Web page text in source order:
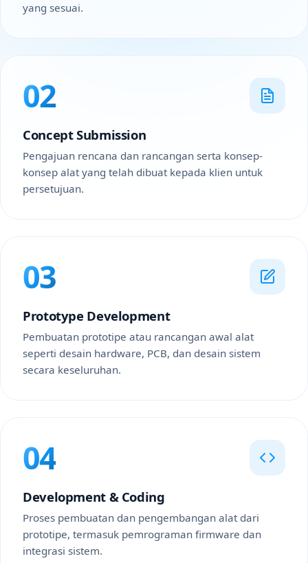
yang sesuai.
02
Concept Submission
Pengajuan rencana dan rancangan serta konsep-
konsep alat yang telah dibuat kepada klien untuk
persetujuan.
03
Prototype Development
Pembuatan prototipe atau rancangan awal alat
seperti desain hardware, PCB, dan desain sistem
secara keseluruhan.
04
Development & Coding
Proses pembuatan dan pengembangan alat dari
prototipe, termasuk pemrograman firmware dan
integrasi sistem.